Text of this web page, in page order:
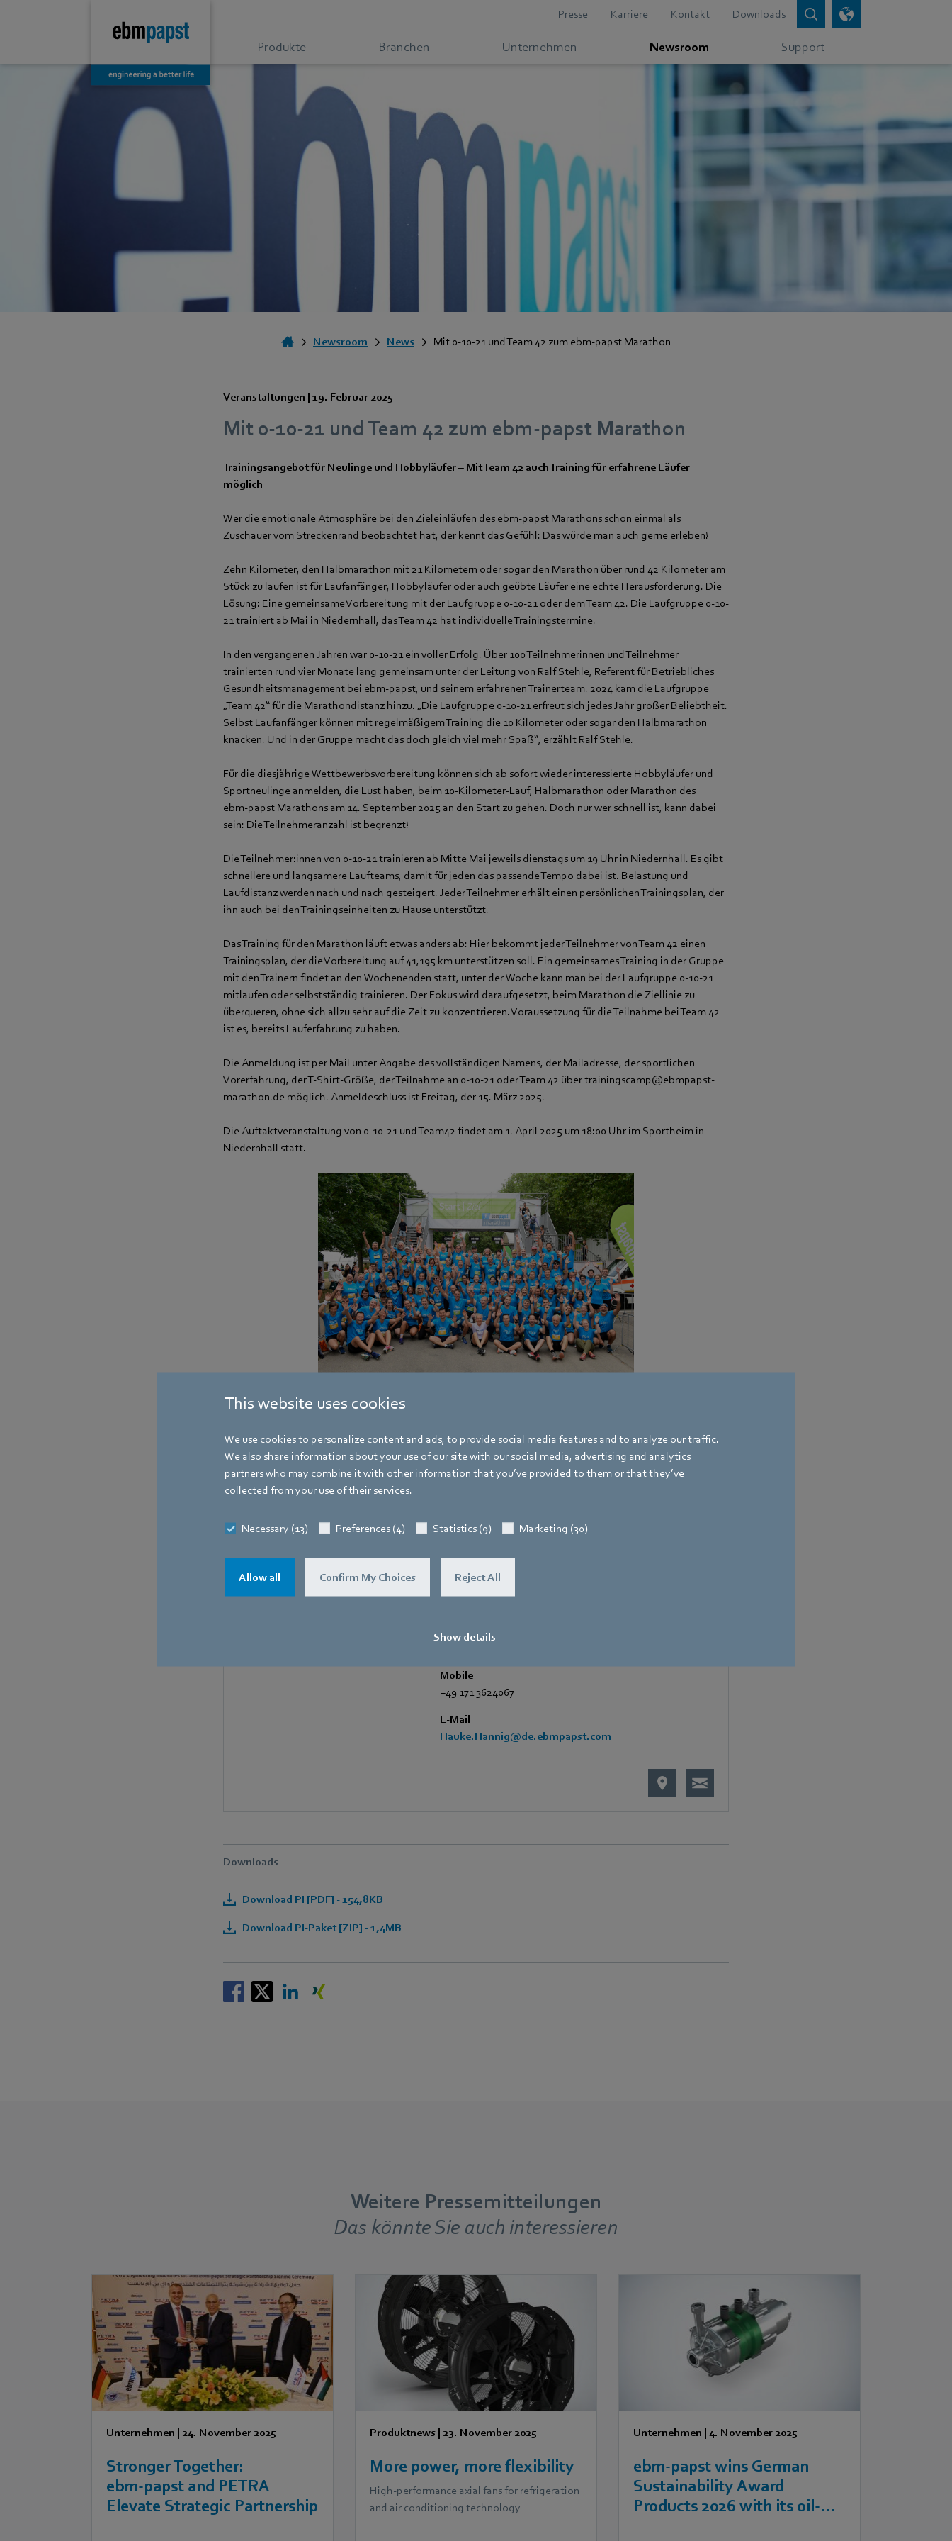
This website uses cookies
We use cookies to personalize content and ads, to provide social media features and to analyze our traffic.
We also share information about your use of our site with our social media, advertising and analytics
partners who may combine it with other information that you’ve provided to them or that they’ve
collected from your use of their services.
Necessary (13) Preferences (4) Statistics (9) Marketing (30)
Allow all Confirm My Choices Reject All
Show details
Presse Karriere Kontakt Downloads
Produkte Branchen Unternehmen Newsroom Support
Newsroom News Mit 0-10-21 und Team 42 zum ebm-papst Marathon
Veranstaltungen | 19. Februar 2025
Mit 0-10-21 und Team 42 zum ebm‑papst Marathon
Trainingsangebot für Neulinge und Hobbyläufer – Mit Team 42 auch Training für erfahrene Läufer
möglich
Wer die emotionale Atmosphäre bei den Zieleinläufen des ebm‑papst Marathons schon einmal als
Zuschauer vom Streckenrand beobachtet hat, der kennt das Gefühl: Das würde man auch gerne erleben!
Zehn Kilometer, den Halbmarathon mit 21 Kilometern oder sogar den Marathon über rund 42 Kilometer am
Stück zu laufen ist für Laufanfänger, Hobbyläufer oder auch geübte Läufer eine echte Herausforderung. Die
Lösung: Eine gemeinsame Vorbereitung mit der Laufgruppe 0-10-21 oder dem Team 42. Die Laufgruppe 0-10-
21 trainiert ab Mai in Niedernhall, das Team 42 hat individuelle Trainingstermine.
In den vergangenen Jahren war 0-10-21 ein voller Erfolg. Über 100 Teilnehmerinnen und Teilnehmer
trainierten rund vier Monate lang gemeinsam unter der Leitung von Ralf Stehle, Referent für Betriebliches
Gesundheitsmanagement bei ebm‑papst, und seinem erfahrenen Trainerteam. 2024 kam die Laufgruppe
„Team 42“ für die Marathondistanz hinzu. „Die Laufgruppe 0-10-21 erfreut sich jedes Jahr großer Beliebtheit.
Selbst Laufanfänger können mit regelmäßigem Training die 10 Kilometer oder sogar den Halbmarathon
knacken. Und in der Gruppe macht das doch gleich viel mehr Spaß“, erzählt Ralf Stehle.
Für die diesjährige Wettbewerbsvorbereitung können sich ab sofort wieder interessierte Hobbyläufer und
Sportneulinge anmelden, die Lust haben, beim 10-Kilometer-Lauf, Halbmarathon oder Marathon des
ebm‑papst Marathons am 14. September 2025 an den Start zu gehen. Doch nur wer schnell ist, kann dabei
sein: Die Teilnehmeranzahl ist begrenzt!
Die Teilnehmer:innen von 0-10-21 trainieren ab Mitte Mai jeweils dienstags um 19 Uhr in Niedernhall. Es gibt
schnellere und langsamere Laufteams, damit für jeden das passende Tempo dabei ist. Belastung und
Laufdistanz werden nach und nach gesteigert. Jeder Teilnehmer erhält einen persönlichen Trainingsplan, der
ihn auch bei den Trainingseinheiten zu Hause unterstützt.
Das Training für den Marathon läuft etwas anders ab: Hier bekommt jeder Teilnehmer von Team 42 einen
Trainingsplan, der die Vorbereitung auf 41,195 km unterstützen soll. Ein gemeinsames Training in der Gruppe
mit den Trainern findet an den Wochenenden statt, unter der Woche kann man bei der Laufgruppe 0-10-21
mitlaufen oder selbstständig trainieren. Der Fokus wird daraufgesetzt, beim Marathon die Ziellinie zu
überqueren, ohne sich allzu sehr auf die Zeit zu konzentrieren. Voraussetzung für die Teilnahme bei Team 42
ist es, bereits Lauferfahrung zu haben.
Die Anmeldung ist per Mail unter Angabe des vollständigen Namens, der Mailadresse, der sportlichen
Vorerfahrung, der T-Shirt-Größe, der Teilnahme an 0-10-21 oder Team 42 über trainingscamp@ebmpapst-
marathon.de möglich. Anmeldeschluss ist Freitag, der 15. März 2025.
Die Auftaktveranstaltung von 0-10-21 und Team42 findet am 1. April 2025 um 18:00 Uhr im Sportheim in
Niedernhall statt.
Hauke Hannig
Bachmühle 2,74673 Mulfingen
Telefon
Fax
Mobile
+49 171 3624067
E-Mail
Hauke.Hannig@de.ebmpapst.com
Downloads
Download PI [PDF] - 154,8KB
Download PI-Paket [ZIP] - 1,4MB
Weitere Pressemitteilungen
Das könnte Sie auch interessieren
Unternehmen | 24. November 2025
Stronger Together:
ebm‑papst and PETRA
Elevate Strategic Partnership
Produktnews | 23. November 2025
More power, more flexibility
High-performance axial fans for refrigeration
and air conditioning technology
Unternehmen | 4. November 2025
ebm‑papst wins German
Sustainability Award
Products 2026 with its oil-